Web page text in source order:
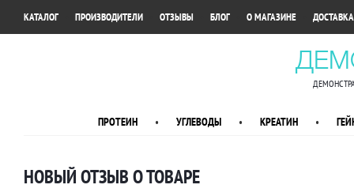
КАТАЛОГ ПРОИЗВОДИТЕЛИ ОТЗЫВЫ БЛОГ О МАГАЗИНЕ
ПРОТЕИН • УГЛЕВОДЫ • КРЕАТИН •
НОВЫЙ ОТЗЫВ О ТОВАРЕ